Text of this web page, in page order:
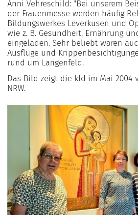
Anni Vehreschild: "Bei unserem
der Frauenmesse werden häufig
Bildungswerkes Leverkusen und
wie z. B. Gesundheit, Ernährung
eingeladen. Sehr beliebt waren
Ausflüge und
rund um Langenfeld.
Das Bild zeigt die kfd im Mai 2004
NRW.